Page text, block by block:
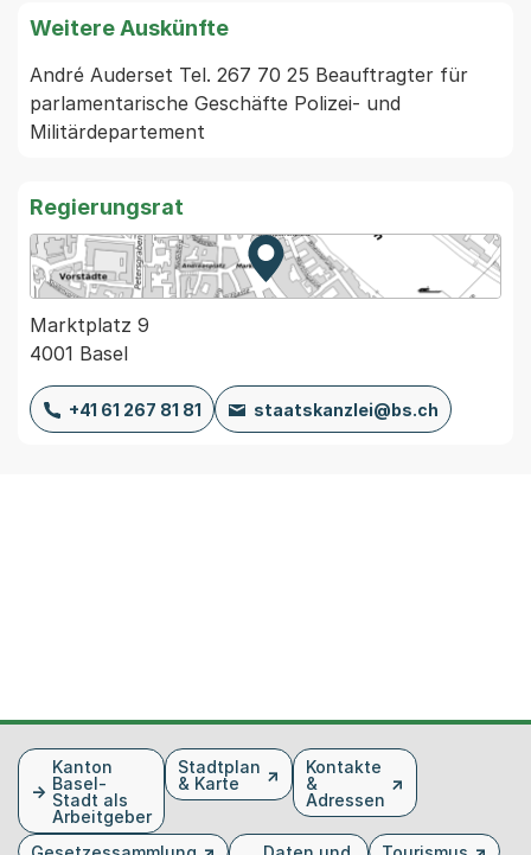
Weitere Auskünfte
André Auderset Tel. 267 70 25 Beauftragter für
parlamentarische Geschäfte Polizei- und
Regierungsrat
Zur Karte von MapBS.
Externer Link, wird in einem
Marktplatz 9
4001 Basel
+41 61 267 81 81 staatskanzlei@bs.ch
FusszeileKanton
Basel-
Stadt als
Arbeitgeber
Stadtplan
& Karte
Kontakte
&
Adressen